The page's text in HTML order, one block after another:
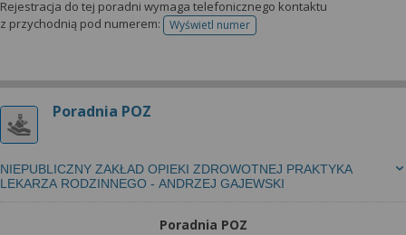
Rejestracja do tej poradni wymaga telefonicznego kontaktu
z przychodnią pod numerem:
Wyświetl numertelefonu do rejestracji
Poradnia POZ
NIEPUBLICZNY ZAKŁAD OPIEKI ZDROWOTNEJ PRAKTYKA
LEKARZA RODZINNEGO - ANDRZEJ GAJEWSKI
Poradnia POZ